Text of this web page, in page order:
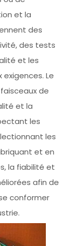
et la
des
des tests
et les
Le
de
et la
les
les
et en
la fiabilité et
afin de
conformer